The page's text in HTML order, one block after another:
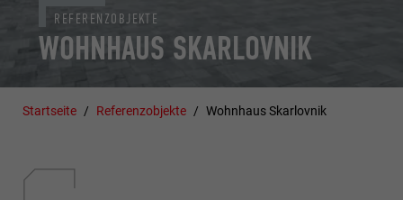
WOHNHAUS SKARLOVNIK
REFERENZOBJEKTE
Startseite Referenzobjekte Wohnhaus Skarlovnik